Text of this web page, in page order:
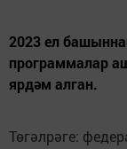
2023 ел
программалар
ярдәм алган.
Төгәлрәге: